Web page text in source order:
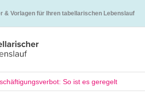
& Vorlagen für Ihren tabellarischen Lebenslauf
So ist es geregelt